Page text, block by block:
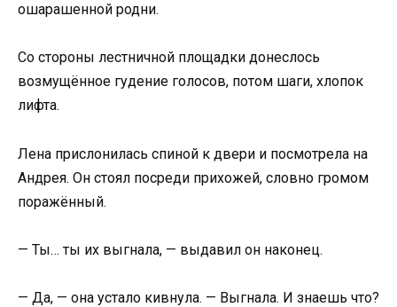
ошарашенной родни.
Со стороны лестничной площадки донеслось
возмущённое гудение голосов, потом шаги, хлопок
лифта.
Лена прислонилась спиной к двери и посмотрела на
Андрея. Он стоял посреди прихожей, словно громом
поражённый.
— Ты… ты их выгнала, — выдавил он наконец.
— Да, — она устало кивнула. — Выгнала. И знаешь что?